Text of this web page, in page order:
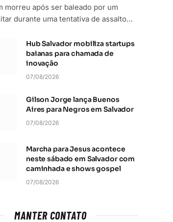
morreu após ser baleado por um
durante uma tentativa de assalto…
Hub Salvador mobiliza startups
baianas para chamada de
inovação
07/08/2026
Gilson Jorge lança Buenos
Aires para Negros em Salvador
07/08/2026
Marcha para Jesus acontece
neste sábado em Salvador com
caminhada e shows gospel
07/08/2026
MANTER CONTATO